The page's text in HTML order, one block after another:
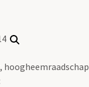
hoogheemraadschap